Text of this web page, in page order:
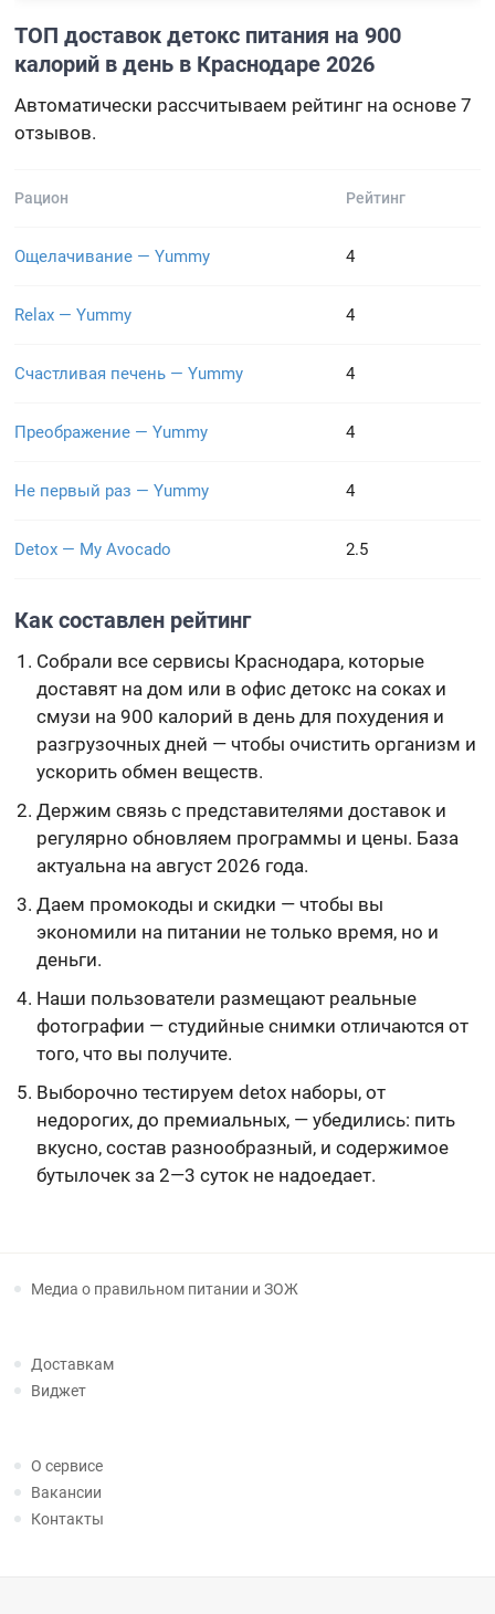
ТОП доставок детокс питания на 900
калорий в день в Краснодаре 2026
Автоматически рассчитываем рейтинг на основе 7
отзывов.
Рацион Рейтинг
Ощелачивание — Yummy 4
Relax — Yummy 4
Счастливая печень — Yummy 4
Преображение — Yummy 4
Не первый раз — Yummy 4
Detox — My Avocado 2.5
Как составлен рейтинг
Собрали все сервисы Краснодара, которые
доставят на дом или в офис детокс на соках и
смузи на 900 калорий в день для похудения и
разгрузочных дней — чтобы очистить организм и
ускорить обмен веществ.
Держим связь с представителями доставок и
регулярно обновляем программы и цены. База
актуальна на август 2026 года.
Даем промокоды и скидки — чтобы вы
экономили на питании не только время, но и
деньги.
Наши пользователи размещают реальные
фотографии — студийные снимки отличаются от
того, что вы получите.
Выборочно тестируем detox наборы, от
недорогих, до премиальных, — убедились: пить
вкусно, состав разнообразный, и содержимое
бутылочек за 2—3 суток не надоедает.
Медиа о правильном питании и ЗОЖ
Доставкам
Виджет
О сервисе
Вакансии
Контакты